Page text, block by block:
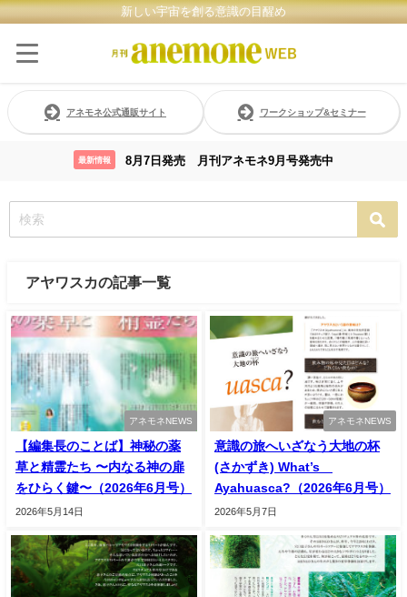
新しい宇宙を創る意識の目醒め
アネモネ公式通販サイト ワークショップ&セミナー
最新情報 8月7日発売 月刊アネモネ9月号発売中
アヤワスカの記事一覧
アネモネNEWS
【編集長のことば】神秘の薬
草と精霊たち 〜内なる神の扉
をひらく鍵〜（2026年6月号）
2026年5月14日
アネモネNEWS
意識の旅へいざなう大地の杯
(さかずき) What’s
Ayahuasca?（2026年6月号）
2026年5月7日